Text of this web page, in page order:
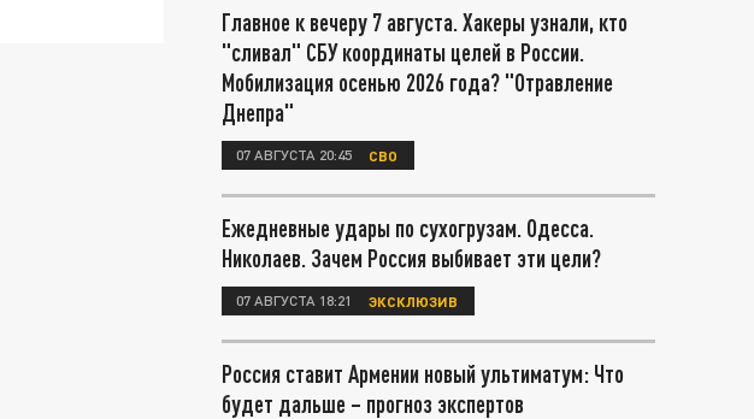
Главное к вечеру 7 августа. Хакеры узнали, кто
"сливал" СБУ координаты целей в России.
Мобилизация осенью 2026 года? "Отравление
Днепра"
07 АВГУСТА 20:45 СВО
Ежедневные удары по сухогрузам. Одесса.
Николаев. Зачем Россия выбивает эти цели?
07 АВГУСТА 18:21 ЭКСКЛЮЗИВ
Россия ставит Армении новый ультиматум: Что
будет дальше – прогноз экспертов